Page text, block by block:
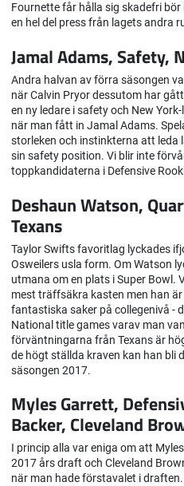
Fournette får hålla sig skadefri
en hel del press från lagets andra
Jamal Adams, Safety,
Andra halvan av förra säsongen
när Calvin Pryor dessutom har
en ny ledare i safety och New
när man fått in Jamal Adams.
storleken och instinkterna att leda
sin safety position. Vi blir inte
toppkandidaterna i Defensive
Deshaun Watson,
Texans
Taylor Swifts favoritlag lyckades
Osweilers usla form. Om Watson
utmana om en plats i Super Bowl.
mest träffsäkra kasten men han
fantastiska saker på collegenivå -
National title games varav man
förväntningarna från Texans är
de högt ställda kraven kan han bli
säsongen 2017.
Myles Garrett,
Backer, Cleveland
I princip alla var eniga om att
2017 års draft och Cleveland
när man hade förstavalet i